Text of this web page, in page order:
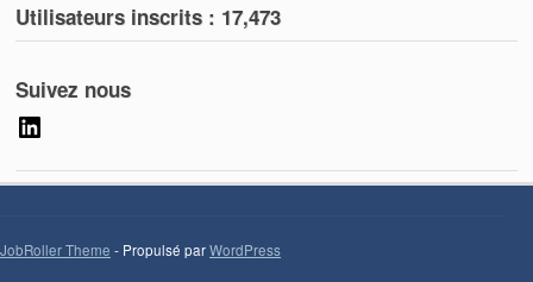
Utilisateurs inscrits : 17,473
Suivez nous
JobRoller Theme - Propulsé parWordPress